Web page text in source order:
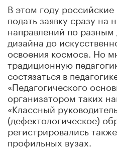
В этом году
подать заявку сразу на
направлений по
дизайна до
освоения космоса. Но
традиционную
состязаться в
«Педагогического
организатором таких
«Классный
(дефектологическое)
регистрировались
профильных вузах.